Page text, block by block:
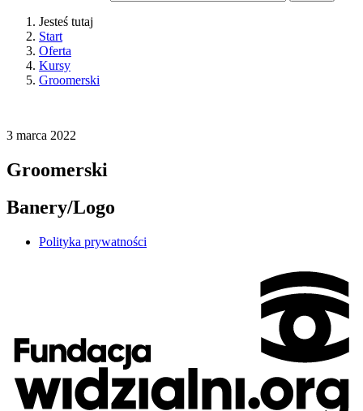
Jesteś tutaj
Start
Oferta
Kursy
Groomerski
3 marca 2022
Groomerski
Banery/Logo
Polityka prywatności